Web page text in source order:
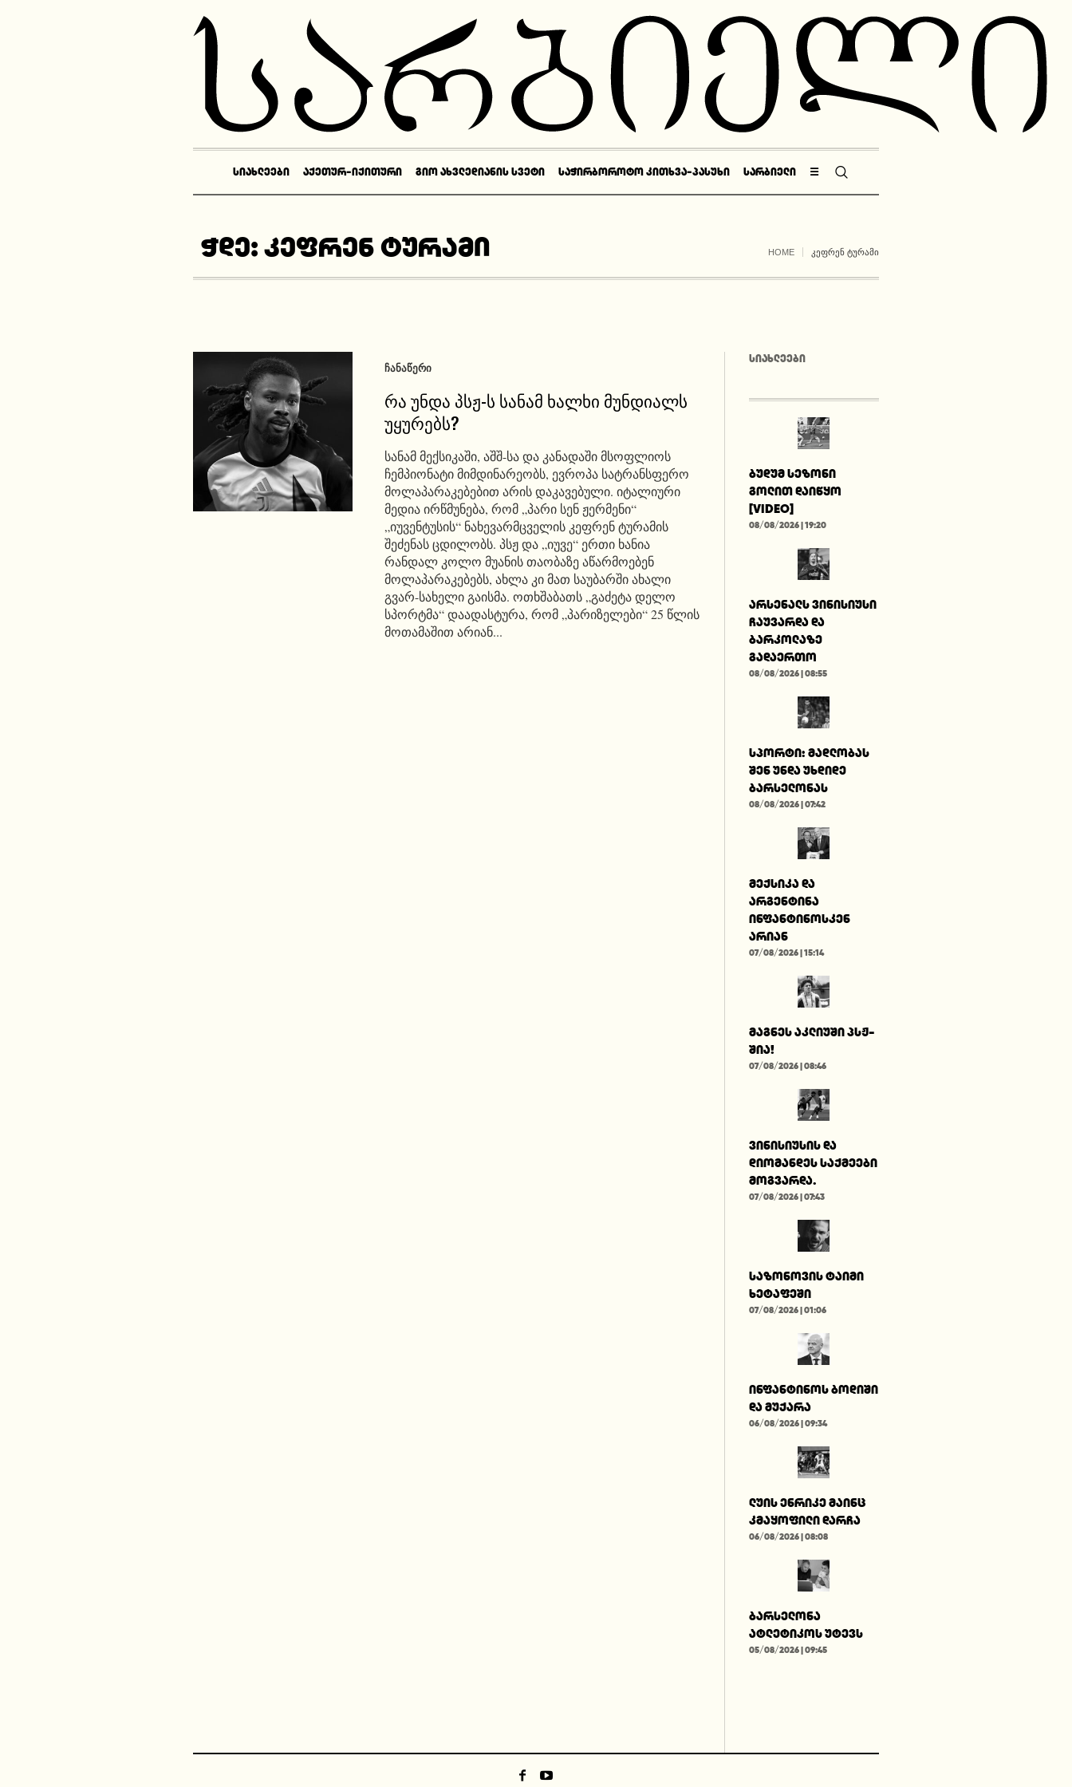
ᲡᲘᲐᲮᲚᲔᲔᲑᲘ ᲐᲥᲔᲗᲣᲠ-ᲘᲥᲘᲗᲣᲠᲘ ᲒᲘᲝ ᲐᲮᲕᲚᲔᲓᲘᲐᲜᲘᲡ ᲡᲕᲔᲢᲘ ᲡᲐᲭᲘᲠᲑᲝᲠᲝᲢᲝ ᲙᲘᲗᲮᲕᲐ-ᲞᲐᲡᲣᲮᲘ ᲡᲐᲠᲑᲘᲔᲚᲘ ☰
ჭდე:კეფრენ ტურამი HOME ᲙᲔᲤᲠᲔᲜ ᲢᲣᲠᲐᲛᲘ
ᲩᲐᲜᲐᲬᲔᲠᲘ
რა უნდა პსჟ-ს სანამ ხალხი მუნდიალს
უყურებს?
სანამ მექსიკაში, აშშ-სა და კანადაში მსოფლიოს
ჩემპიონატი მიმდინარეობს, ევროპა სატრანსფერო
მოლაპარაკებებით არის დაკავებული. იტალიური
მედია ირწმუნება, რომ „პარი სენ ჟერმენი“
„იუვენტუსის“ ნახევარმცველის კეფრენ ტურამის
შეძენას ცდილობს. პსჟ და „იუვე“ ერთი ხანია
რანდალ კოლო მუანის თაობაზე აწარმოებენ
მოლაპარაკებებს, ახლა კი მათ საუბარში ახალი
გვარ-სახელი გაისმა. ოთხშაბათს „გაძეტა დელო
სპორტმა“ დაადასტურა, რომ „პარიზელები“ 25 წლის
მოთამაშით არიან...
ᲡᲘᲐᲮᲚᲔᲔᲑᲘ
ბუდუმ სეზონი
გოლით დაიწყო
[VIDEO]
08/08/2026 | 19:20
არსენალს ვინისიუსი
ჩაუვარდა და
ბარკოლაზე
გადაერთო
08/08/2026 | 08:55
სპორტი: მადლობას
შენ უნდა უხდიდე
ბარსელონას
08/08/2026 | 07:42
მექსიკა და
არგენტინა
ინფანტინოსკენ
არიან
07/08/2026 | 15:14
მაგნეს აკლიუში პსჟ-
შია!
07/08/2026 | 08:46
ვინისიუსის და
დიომანდეს საქმეები
მოგვარდა.
07/08/2026 | 07:43
საზონოვის ტაიმი
ხეტაფეში
07/08/2026 | 01:06
ინფანტინოს ბოდიში
და მუქარა
06/08/2026 | 09:34
ლუის ენრიკე მაინც
კმაყოფილი დარჩა
06/08/2026 | 08:08
ბარსელონა
ატლეტიკოს უტევს
05/08/2026 | 09:45